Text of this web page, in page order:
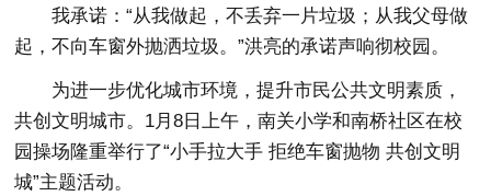
我承诺：“从我做起，不丢弃一片垃圾；从我父母做
起，不向车窗外抛洒垃圾。”洪亮的承诺声响彻校园。
为进一步优化城市环境，提升市民公共文明素质，
共创文明城市。1月8日上午，南关小学和南桥社区在校
园操场隆重举行了“小手拉大手 拒绝车窗抛物 共创文明
城”主题活动。